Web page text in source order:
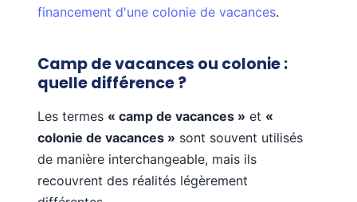
financement d'une colonie de vacances.
Camp de vacances ou colonie :
quelle différence ?
Les termes « camp de vacances » et «
colonie de vacances » sont souvent utilisés
de manière interchangeable, mais ils
recouvrent des réalités légèrement